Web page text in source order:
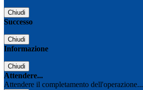
Chiudi
Successo
Chiudi
Informazione
Chiudi
Attendere...
Attendere il completamento dell'operazione...